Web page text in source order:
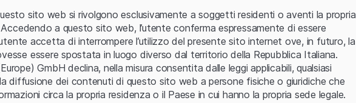
Errore del server.
sito web si rivolgono esclusivamente a soggetti residenti o aventi la propria
a questo sito web, l’utente conferma espressamente di essere
accetta di interrompere l’utilizzo del presente sito internet ove, in futuro, la
essere spostata in luogo diverso dal territorio della Repubblica Italiana.
GmbH declina, nella misura consentita dalle leggi applicabili, qualsiasi
diffusione dei contenuti di questo sito web a persone fisiche o giuridiche che
circa la propria residenza o il Paese in cui hanno la propria sede legale.